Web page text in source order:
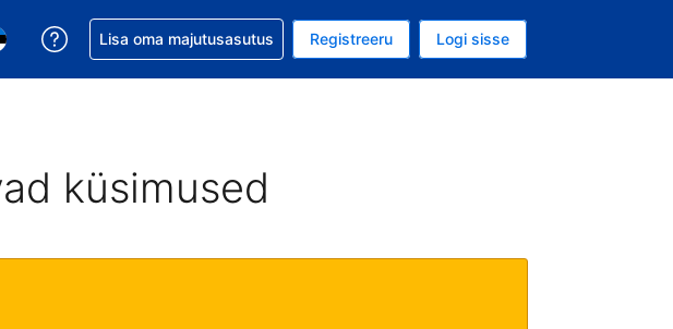
Praegune valitud valuuta on USA dollar
keel. Praegune valitud keel on Eesti keeles
Saa broneeringuga abi
Lisa oma majutusasutus Registreeru Logi sisse
küsimused